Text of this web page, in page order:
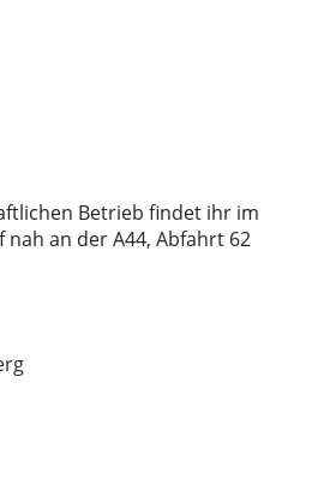
Betrieb findet ihr im
nah an der A44, Abfahrt 62